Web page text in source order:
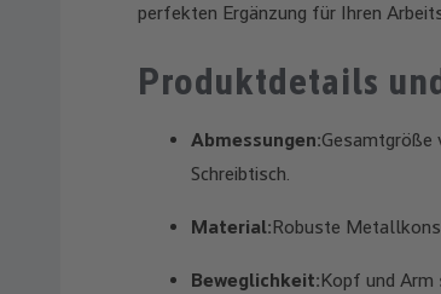
perfekten Ergänzung für Ihren
Produktdetails
Abmessungen:
Schreibtisch.
Material:Robuste
Beweglichkeit:Kopf und Arm